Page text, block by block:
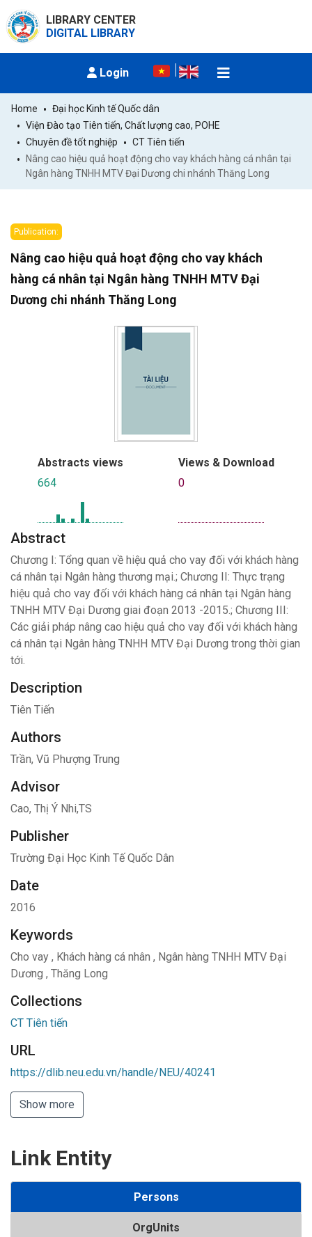
LIBRARY CENTER
DIGITAL LIBRARY
Login
Home
Đại học Kinh tế Quốc dân
Viện Đào tạo Tiên tiến, Chất lượng cao, POHE
Chuyên đề tốt nghiệp
CT Tiên tiến
Nâng cao hiệu quả hoạt động cho vay khách hàng cá nhân tại
Ngân hàng TNHH MTV Đại Dương chi nhánh Thăng Long
Publication:
Nâng cao hiệu quả hoạt động cho vay khách
hàng cá nhân tại Ngân hàng TNHH MTV Đại
Dương chi nhánh Thăng Long
Abstracts views
664
Views & Download
0
Abstract
Chương I: Tổng quan về hiệu quả cho vay đối với khách hàng
cá nhân tại Ngân hàng thương mại.; Chương II: Thực trạng
hiệu quả cho vay đối với khách hàng cá nhân tại Ngân hàng
TNHH MTV Đại Dương giai đoạn 2013 -2015.; Chương III:
Các giải pháp nâng cao hiệu quả cho vay đối với khách hàng
cá nhân tại Ngân hàng TNHH MTV Đại Dương trong thời gian
tới.
Description
Tiên Tiến
Authors
Trần, Vũ Phượng Trung
Advisor
Cao, Thị Ý Nhi,TS
Publisher
Trường Đại Học Kinh Tế Quốc Dân
Date
2016
Keywords
Cho vay , Khách hàng cá nhân , Ngân hàng TNHH MTV Đại
Dương , Thăng Long
Collections
CT Tiên tiến
URL
https://dlib.neu.edu.vn/handle/NEU/40241
Show more
Link Entity
Persons
OrgUnits